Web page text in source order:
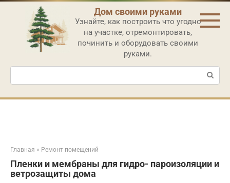
Перейти
контенту
Дом своими руками
Узнайте, как построить что угодно
на участке, отремонтировать,
починить и оборудовать своими
руками.
Поиск:
Главная » Ремонт помещений
Пленки и мембраны для гидро- пароизоляции и
ветрозащиты дома